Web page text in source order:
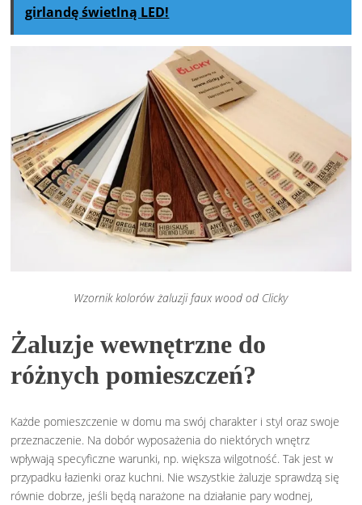
girlandę świetlną LED!
Wzornik kolorów żaluzji faux wood od Clicky
Żaluzje wewnętrzne do
różnych pomieszczeń?
Każde pomieszczenie w domu ma swój charakter i styl oraz swoje
przeznaczenie. Na dobór wyposażenia do niektórych wnętrz
wpływają specyficzne warunki, np. większa wilgotność. Tak jest w
przypadku łazienki oraz kuchni. Nie wszystkie żaluzje sprawdzą się
równie dobrze, jeśli będą narażone na działanie pary wodnej,